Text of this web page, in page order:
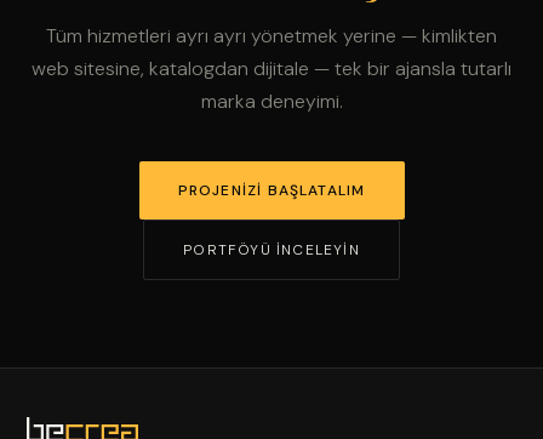
Tüm hizmetleri ayrı ayrı yönetmek yerine — kimlikten
web sitesine, katalogdan dijitale — tek bir ajansla tutarlı
marka deneyimi.
PROJENIZI BAŞLATALIM
PORTFÖYÜ İNCELEYIN